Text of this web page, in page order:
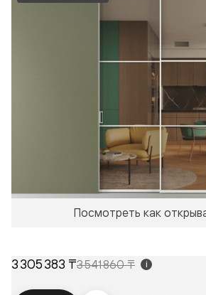
Посмотреть как
3 305 383 ₸3 541 860 ₸ i